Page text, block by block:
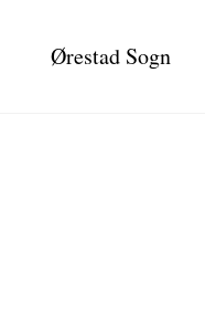
Ørestad Sogn